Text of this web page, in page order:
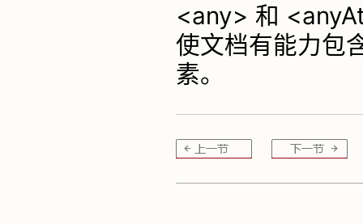
<any> 和
使文档有能力包
素。